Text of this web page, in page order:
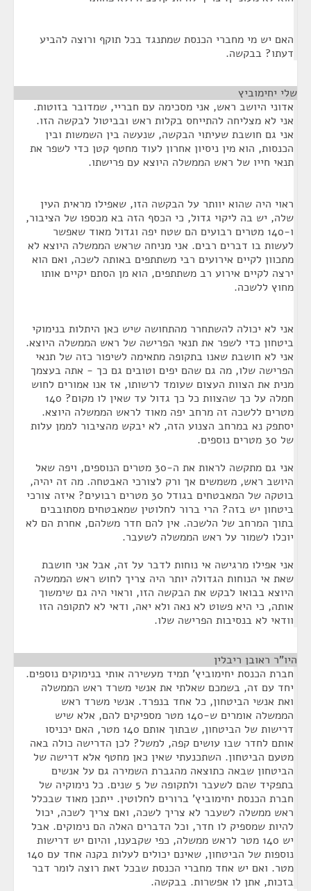
האם יש מי מחברי הכנסת שמתנגד בכל תוקף ורוצה להביע
דעתו? בבקשה.
שלי יחימוביץ
אדוני היושב ראש, אני מסכימה עם חבריי, שמדובר בזוטות.
אני לא מצליחה להתייחס בקלות ראש ובביטול לבקשה הזו.
אני גם חושבת שעיתוי הבקשה, שנעשה בין השמשות ובין
הכנסות, הוא מין ניסיון אחרון לעוד מחטף קטן כדי לשפר את
תנאי חייו של ראש הממשלה היוצא עם פרישתו.
ראוי היה שהוא יוותר על הבקשה הזו, שאפילו מראית העין
שלה, יש בה ליקוי גדול, כי הכסף הזה בא מכספו של הציבור,
ו-140 מטרים רבועים הם שטח יפה וגדול מאוד שאפשר
לעשות בו דברים רבים. אני מניחה שראש הממשלה היוצא לא
מתכוון לקיים אירועים רבי משתתפים באותה לשכה, ואם הוא
ירצה לקיים אירוע רב משתתפים, הוא מן הסתם יקיים אותו
מחוץ ללשכה.
אני לא יכולה להשתחרר מהתחושה שיש כאן היתלות בנימוקי
ביטחון כדי לשפר את תנאי הפרישה של ראש הממשלה היוצא.
אני לא חושבת שאנו בתקופה מתאימה לשיפור כזה של תנאי
הפרישה שלו, מה גם שהם יפים וטובים גם כך - אתה בעצמך
מנית את הצוות העצום שעומד לרשותו, אז אנו אמורים לחוש
חמלה על כך שהצוות כל כך גדול עד שאין לו מקום? 140
מטרים ללשכה זה מרחב יפה מאוד לראש הממשלה היוצא.
יסתפק נא במרחב הצנוע הזה, לא יבקש מהציבור לממן עלות
של 30 מטרים נוספים.
אני גם מתקשה לראות את ה-30 מטרים הנוספים, ויפה שאל
היושב ראש, משמשים אך ורק לצורכי האבטחה. מה זה יהיה,
בוטקה של המאבטחים בגודל 30 מטרים רבועים? איזה צורכי
ביטחון יש בזה? הרי ברור לחלוטין שמאבטחים מסתובבים
בתוך המרחב של הלשכה. אין להם חדר משלהם, אחרת הם לא
יוכלו לשמור על ראש הממשלה לשעבר.
אני אפילו מרגישה אי נוחות לדבר על זה, אבל אני חושבת
שאת אי הנוחות הגדולה יותר היה צריך לחוש ראש הממשלה
היוצא בבואו לבקש את הבקשה הזו, וראוי היה גם שימשוך
אותה, כי היא פשוט לא נאה ולא יאה, ודאי לא לתקופה הזו
וודאי לא בנסיבות הפרישה שלו.
היו"ר ראובן ריבלין
חברת הכנסת יחימוביץ' תמיד מעשירה אותי בנימוקים נוספים.
יחד עם זה, בשמכם שאלתי את אנשי משרד ראש הממשלה
ואת אנשי הביטחון, כל אחד בנפרד. אנשי משרד ראש
הממשלה אומרים ש-140 מטר מספיקים להם, אלא שיש
דרישות של הביטחון, שבתוך אותם 140 מטר, האם יכניסו
אותם לחדר שבו עושים קפה, למשל? לכן הדרישה כולה באה
מטעם הביטחון. השתכנעתי שאין כאן מחטף אלא דרישה של
הביטחון שבאה כתוצאה מהגברת השמירה גם על אנשים
בתפקיד שהם לשעבר ולתקופה של 5 שנים. כל נימוקיה של
חברת הכנסת יחימוביץ' ברורים לחלוטין. ייתכן מאוד שבכלל
ראש ממשלה לשעבר לא צריך לשכה, ואם צריך לשכה, יכול
להיות שמספיק לו חדר, וכל הדברים האלה הם נימוקים. אבל
יש 140 מטר לראש ממשלה, כפי שקבענו, והיום יש דרישות
נוספות של הביטחון, שאינם יכולים לעלות בקנה אחד עם 140
מטר. ואם יש אחד מחברי הכנסת שבכל זאת רוצה לומר דבר
בזכות, אתן לו אפשרות. בבקשה.